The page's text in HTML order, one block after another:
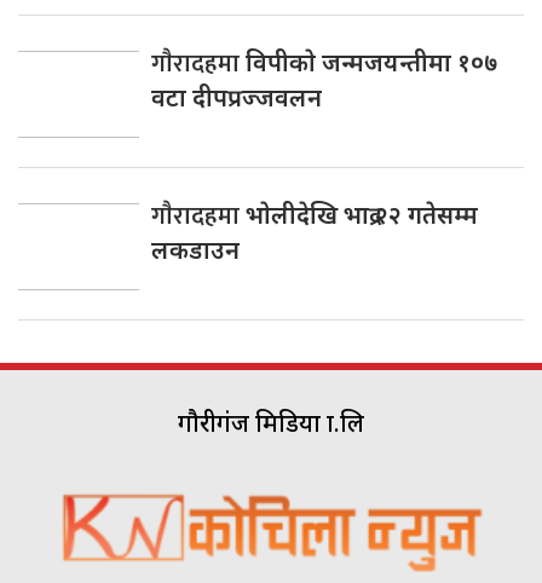
गाैरादहमाविपीकाे जन्मजयन्तीमा १०७
वटा दीपप्रज्जवलन
गाैरादहमाभाेलीदेखि भाद्र २२ गतेसम्म
लकडाउन
गौरीगंज मिडिया प्रा.लि